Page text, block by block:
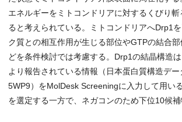
エネルギーをミトコンドリアに対するくびり
ると考えられている。ミトコンドリアへDrp1
ク質との相互作用が生じる部位やGTPの結合
どを条件検討では考慮する。Drp1の結晶構造
より報告されている情報（日本蛋白質構造デー
5WP9）をMolDesk Screeningに入力して用い
を選定する一方で、ネガコンのため下位10候補